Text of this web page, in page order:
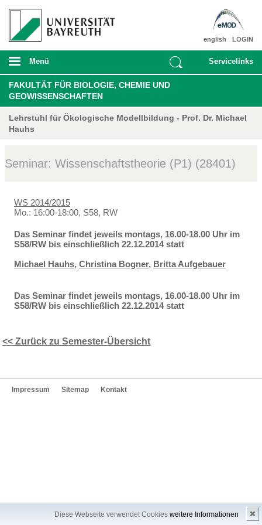
Diese Webseite verwendet Cookies weitere Informationen ✖
LOGIN
english
Menü Servicelinks
FAKULTÄT FÜR BIOLOGIE, CHEMIE UND
GEOWISSENSCHAFTEN
Lehrstuhl für Ökologische Modellbildung - Prof. Dr. Michael
Hauhs
Seminar: Wissenschaftstheorie (P1) (28401)
WS 2014/2015
Mo.: 16:00-18:00, S58, RW
Das Seminar findet jeweils montags, 16.00-18.00 Uhr im
S58/RW bis einschließlich 22.12.2014 statt
Michael Hauhs, Christina Bogner, Britta Aufgebauer
Das Seminar findet jeweils montags, 16.00-18.00 Uhr im
S58/RW bis einschließlich 22.12.2014 statt
<< Zurück zu Semester-Übersicht
Impressum Sitemap Kontakt